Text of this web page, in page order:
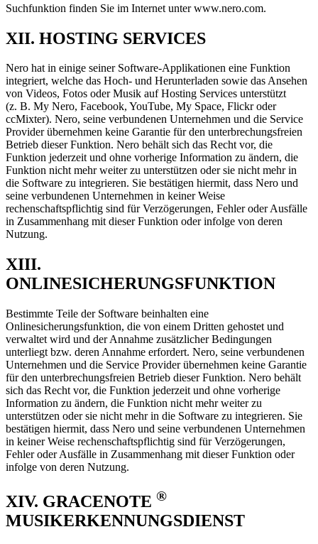
Suchfunktion finden Sie im Internet unter www.nero.com.
XII. HOSTING SERVICES
Nero hat in einige seiner Software-Applikationen eine Funktion
integriert, welche das Hoch- und Herunterladen sowie das Ansehen
von Videos, Fotos oder Musik auf Hosting Services unterstützt
(z. B. My Nero, Facebook, YouTube, My Space, Flickr oder
ccMixter). Nero, seine verbundenen Unternehmen und die Service
Provider übernehmen keine Garantie für den unterbrechungsfreien
Betrieb dieser Funktion. Nero behält sich das Recht vor, die
Funktion jederzeit und ohne vorherige Information zu ändern, die
Funktion nicht mehr weiter zu unterstützen oder sie nicht mehr in
die Software zu integrieren. Sie bestätigen hiermit, dass Nero und
seine verbundenen Unternehmen in keiner Weise
rechenschaftspflichtig sind für Verzögerungen, Fehler oder Ausfälle
in Zusammenhang mit dieser Funktion oder infolge von deren
Nutzung.
XIII.
ONLINESICHERUNGSFUNKTION
Bestimmte Teile der Software beinhalten eine
Onlinesicherungsfunktion, die von einem Dritten gehostet und
verwaltet wird und der Annahme zusätzlicher Bedingungen
unterliegt bzw. deren Annahme erfordert. Nero, seine verbundenen
Unternehmen und die Service Provider übernehmen keine Garantie
für den unterbrechungsfreien Betrieb dieser Funktion. Nero behält
sich das Recht vor, die Funktion jederzeit und ohne vorherige
Information zu ändern, die Funktion nicht mehr weiter zu
unterstützen oder sie nicht mehr in die Software zu integrieren. Sie
bestätigen hiermit, dass Nero und seine verbundenen Unternehmen
in keiner Weise rechenschaftspflichtig sind für Verzögerungen,
Fehler oder Ausfälle in Zusammenhang mit dieser Funktion oder
infolge von deren Nutzung.
XIV. GRACENOTE ®
MUSIKERKENNUNGSDIENST